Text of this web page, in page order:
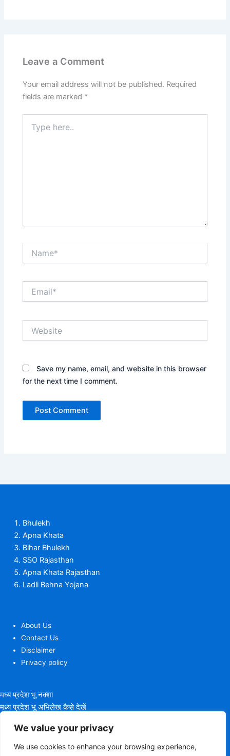
We value your privacy
We use cookies to enhance your browsing experience,
Leave a Comment
Your email address will not be published. Required
fields are marked *
here..
Save my name, email, and website in this browser
for the next time I comment.
Bhulekh
Apna Khata
Bihar Bhulekh
SSO Rajasthan
Apna Khata Rajasthan
Ladli Behna Yojana
About Us
Contact Us
Disclaimer
Privacy policy
मध्य प्रदेश भू नक्शा
मध्य प्रदेश भू अभिलेख कैसे देखें
MP Bhulekh Portal पर रिपोर्ट्स कैसे देखें